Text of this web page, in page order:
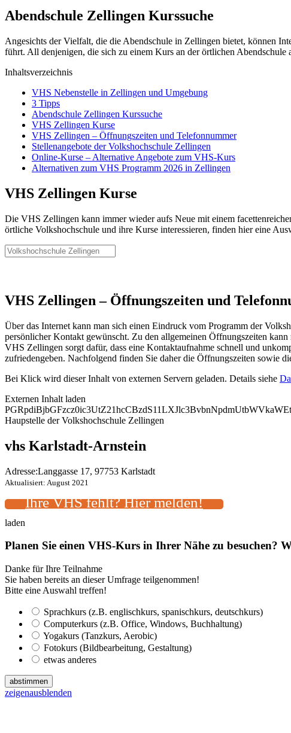
Abendschule Zellingen Kurssuche
Angesichts der Vielfalt, die die Abendschule in Zellingen bietet, können
führt. All denjenigen, die sich zu einem Kurs an der örtlichen
Inhaltsverzeichnis
VHS Nebenstelle in Zellingen und Umgebung
3 Tipps
Abendschule Zellingen Kurssuche
VHS Zellingen Kurse
VHS Zellingen – Öffnungszeiten und Telefonnummer
Stellenangebote der Volkshochschule Zellingen
Online-Kurse – Alternative Angebote zum VHS-Kurs
Alternativen zum VHS Programm 2026 in Zellingen
VHS Zellingen Kurse
Die VHS Zellingen kann immer wieder aufs Neue mit einem
örtliche Volkshochschule und ihre Kurse interessieren, finden hier eine
VHS Zellingen – Öffnungszeiten und
Über das Internet kann man sich einen Eindruck vom Programm der
persönlicher Kontakt gewünscht. Zu den allgemeinen Öffnungszeiten
VHS Zellingen sorgt dafür, dass eine Kontaktaufnahme schnell und
zufriedengeben. Nachfolgend finden Sie daher die Öffnungszeiten sowie
Bei Klick wird dieser Inhalt von externen Servern geladen. Details siehe
Externen Inhalt laden
Haupstelle der Volkshochschule Zellingen
vhs Karlstadt-Arnstein
Adresse:Langgasse 17, 97753 Karlstadt
Aktualisiert: August 2021
Ihre VHS fehlt? Hier melden!
laden
Planen Sie einen VHS-Kurs in Ihrer Nähe zu besuchen?
Danke für Ihre Teilnahme
Sie haben bereits an dieser Umfrage teilgenommen!
Bitte eine Auswahl treffen!
Sprachkurs (z.B. englischkurs, spanischkurs, deutschkurs)
Computerkurs (z.B. Office, Windows, Buchhaltung)
Yogakurs (Tanzkurs, Aerobic)
Fotokurs (Bildbearbeitung, Gestaltung)
etwas anderes
abstimmen
zeigenausblenden